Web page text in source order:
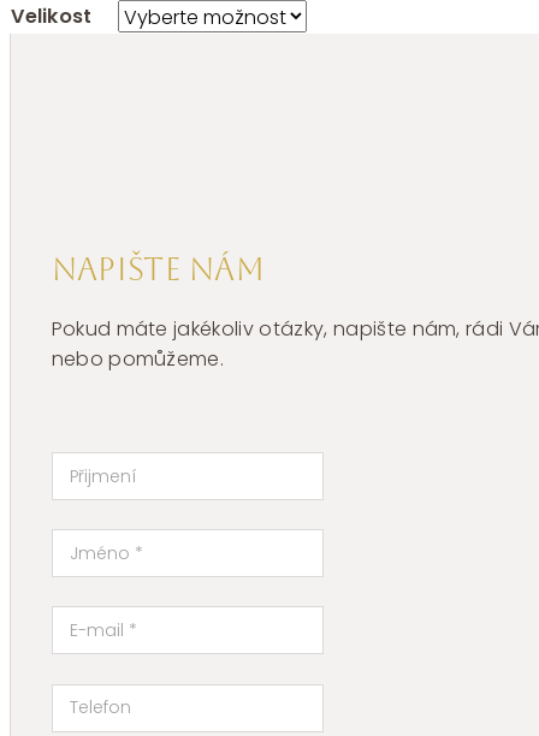
Velikost
Napište nám
Pokud máte jakékoliv otázky, napište nám, rádi
nebo pomůžeme.